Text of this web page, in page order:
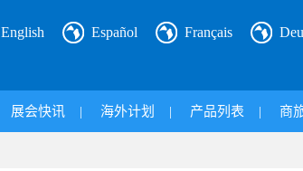
English Español Français
展会快讯 | 海外计划 | 产品列表 | 商